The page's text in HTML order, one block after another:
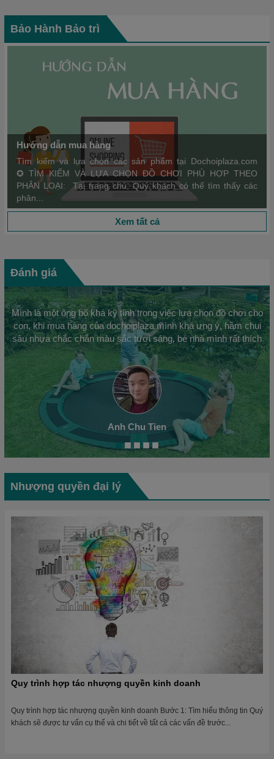
Bảo Hành Bảo trì
Hướng dẫn mua hàng
Tìm kiếm và lựa chọn các sản phẩm tại Dochoiplaza.com
✪ TÌM KIẾM VÀ LỰA CHỌN ĐỒ CHƠI PHÙ HỢP THEO
PHÂN LOẠI: Tại trang chủ, Quý khách có thể tìm thấy các
phân...
Xem tất cả
Đánh giá
Mình là một ông bố khá kỹ tính trong việc lựa chọn đồ chơi cho
con, khi mua hàng của dochoiplaza mình khá ưng ý, hầm chui
sâu nhựa chắc chắn màu sắc tươi sáng, bé nhà mình rất thích
Anh Chu Tien
Nhượng quyền đại lý
Quy trình hợp tác nhượng quyền kinh doanh
Quy trình hợp tác nhượng quyền kinh doanh Bước 1: Tìm hiểu thông tin Quý
khách sẽ được tư vấn cụ thể và chi tiết về tất cả các vấn đề trước...